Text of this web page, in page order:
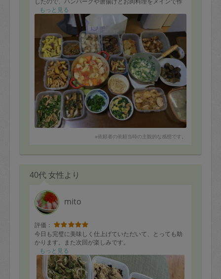
っていただきました。
味付けも、美味しく、煮込み料理はすでになくなってし
まいました。
お弁当のおかずになるものが多く、本当に助かりまし
た。
また、お願いしたいと思います。
もっと見る
※依頼者の依頼当時の主観的な感想です。
40代 女性より
mito
評価：
今日も完璧に美味しく仕上げていただいて、とっても助
かります。また次回が楽しみです。
もっと見る